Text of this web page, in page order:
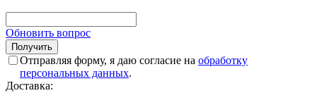
Обновить вопрос
Отправляя форму, я даю согласие на обработку
персональных данных.
Доставка: